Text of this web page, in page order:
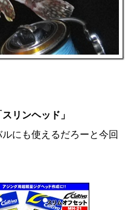
スリンヘッド」
にも使えるだろーと今回